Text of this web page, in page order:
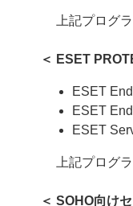
上記プログ
＜ ESET
ESET
ESET
ESET
上記プログ
＜ SOHO向け